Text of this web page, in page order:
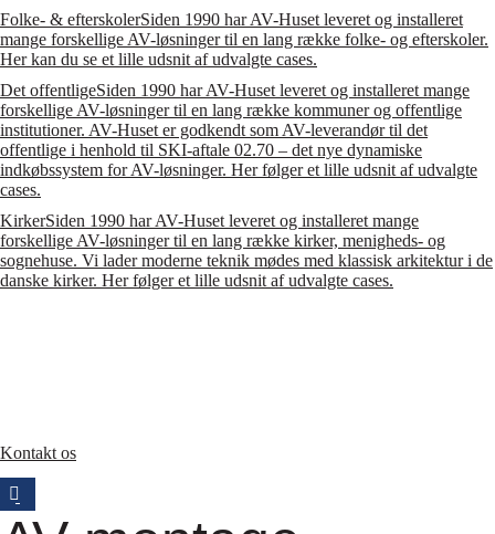
Folke- & efterskolerSiden 1990 har AV-Huset leveret og installeret
mange forskellige AV-løsninger til en lang række folke- og efterskoler.
Her kan du se et lille udsnit af udvalgte cases.
Det offentligeSiden 1990 har AV-Huset leveret og installeret mange
forskellige AV-løsninger til en lang række kommuner og offentlige
institutioner. AV-Huset er godkendt som AV-leverandør til det
offentlige i henhold til SKI-aftale 02.70 – det nye dynamiske
indkøbssystem for AV-løsninger. Her følger et lille udsnit af udvalgte
cases.
KirkerSiden 1990 har AV-Huset leveret og installeret mange
forskellige AV-løsninger til en lang række kirker, menigheds- og
sognehuse. Vi lader moderne teknik mødes med klassisk arkitektur i de
danske kirker. Her følger et lille udsnit af udvalgte cases.
Kontakt os